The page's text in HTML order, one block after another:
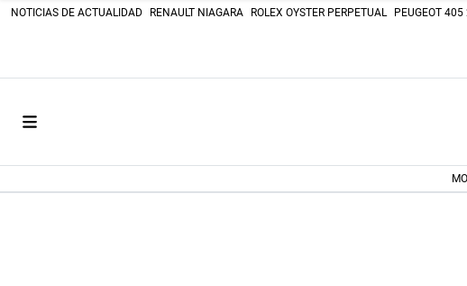
NOTICIAS DE ACTUALIDAD RENAULT NIAGARA ROLEX OYSTER PERPETUAL PEUGEOT